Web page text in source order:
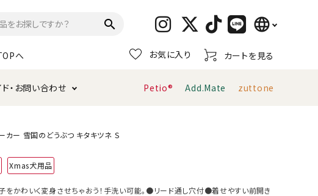
search language
日本語
English
へ お気に入り カートを見る
品 トイレタリー・消臭剤
剤 猫砂
ペティオ公式アプリ
・お問い合わせ
て お支払い方法・配送について
Petio® Add.Mate zuttone
カー 雪国のどうぶつ キタキツネ S
Xmas犬用品
をかわいく変身させちゃおう！手洗い可能。●リード通し穴付●着せやすい前開き